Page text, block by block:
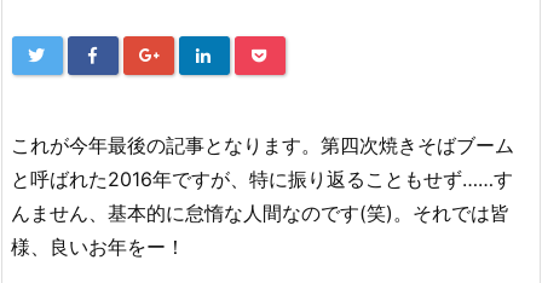
これが今年最後の記事となります。第四次焼きそばブーム
と呼ばれた2016年ですが、特に振り返ることもせず……す
んません、基本的に怠惰な人間なのです(笑)。それでは皆
様、良いお年をー！